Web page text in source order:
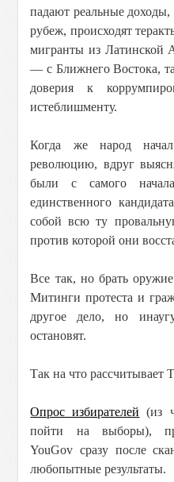
падают реальные
рубеж, происходят
мигранты из Латинской
— с Ближнего Востока,
доверия к
истеблишменту.
Когда же народ
революцию, вдруг
были с самого
единственного
собой всю ту
против которой они
Все так, но брать
Митинги протеста и
другое дело, но
остановят.
Так на что рассчитывает
Опрос избирателей (из
пойти на выборы),
YouGov сразу после
любопытные результаты.